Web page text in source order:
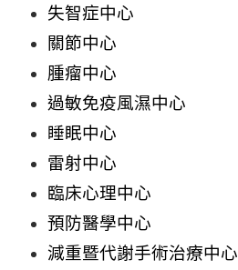
失智症中心
關節中心
腫瘤中心
過敏免疫風濕中心
睡眠中心
雷射中心
臨床心理中心
預防醫學中心
減重暨代謝手術治療中心